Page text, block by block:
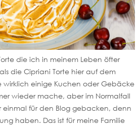
die ich in meinem Leben öfter
die Cipriani Torte hier auf dem
wirklich einige Kuchen oder Gebäcke
wieder mache, aber im Normalfall
einmal für den Blog gebacken, denn
haben. Das ist für meine Familie